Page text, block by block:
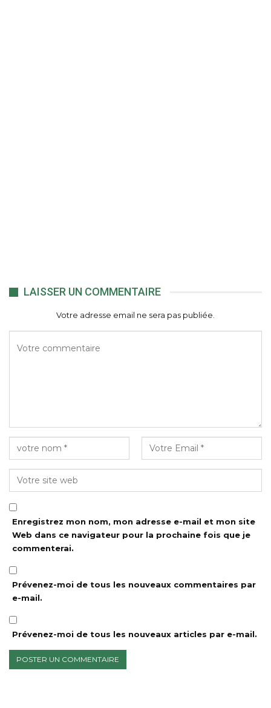
LAISSER UN COMMENTAIRE
Votre adresse email ne sera pas publiée.
Enregistrez mon nom, mon adresse e-mail et mon site
Web dans ce navigateur pour la prochaine fois que je
commenterai.
Prévenez-moi de tous les nouveaux commentaires par
e-mail.
Prévenez-moi de tous les nouveaux articles par e-mail.